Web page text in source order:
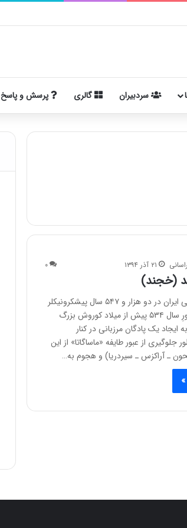
سردبیران گالری پرسش و پاسخ
۲۱ آذر ۱۳۹۴ ۰
(خجند)
مرزبان شمال شرقی ایران در دو هزار و ۵۴۷ سال پیشکرونیکلر
های اروپایی دستورِ سال ۵۳۴ پیش از میلاد کوروش بزرگ
ایجاد یک پادگان مرزبانی در کنار
جلوگیری از عبور طایفه «ماساگاتا» از این
ـ آراکزس ـ سیردریا) و هجوم به…